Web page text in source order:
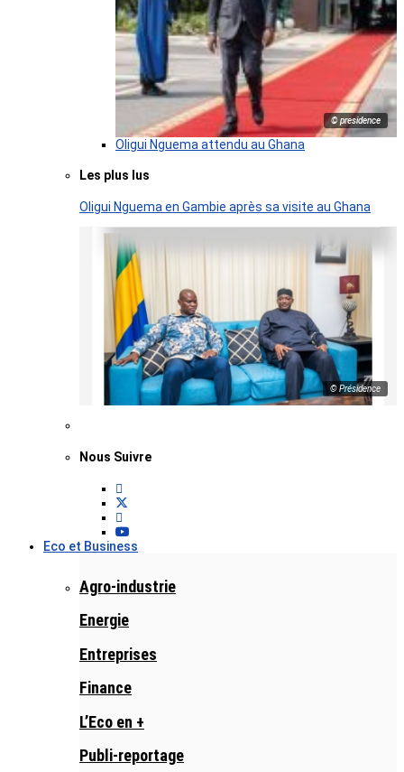
© presidence
Oligui Nguema attendu au Ghana
Les plus lus
Oligui Nguema en Gambie après sa visite au Ghana
© Présidence
Nous Suivre
Eco et Business
Agro-industrie
Energie
Entreprises
Finance
L’Eco en +
Publi-reportage